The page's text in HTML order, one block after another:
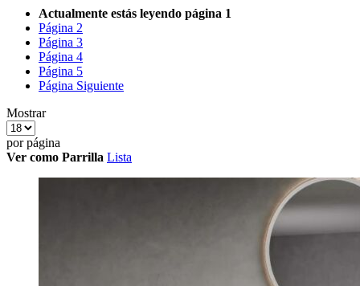
Actualmente estás leyendo página 1
Página 2
Página 3
Página 4
Página 5
Página Siguiente
Mostrar
por página
Ver como Parrilla Lista